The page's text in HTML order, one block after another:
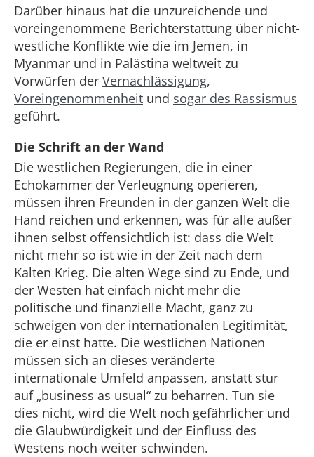
Darüber hinaus hat die unzureichende und
voreingenommene Berichterstattung über nicht-
westliche Konflikte wie die im Jemen, in
Myanmar und in Palästina weltweit zu
Vorwürfen der Vernachlässigung,
Voreingenommenheit und sogar des Rassismus
geführt.
Die Schrift an der Wand
Die westlichen Regierungen, die in einer
Echokammer der Verleugnung operieren,
müssen ihren Freunden in der ganzen Welt die
Hand reichen und erkennen, was für alle außer
ihnen selbst offensichtlich ist: dass die Welt
nicht mehr so ist wie in der Zeit nach dem
Kalten Krieg. Die alten Wege sind zu Ende, und
der Westen hat einfach nicht mehr die
politische und finanzielle Macht, ganz zu
schweigen von der internationalen Legitimität,
die er einst hatte. Die westlichen Nationen
müssen sich an dieses veränderte
internationale Umfeld anpassen, anstatt stur
auf „business as usual“ zu beharren. Tun sie
dies nicht, wird die Welt noch gefährlicher und
die Glaubwürdigkeit und der Einfluss des
Westens noch weiter schwinden.